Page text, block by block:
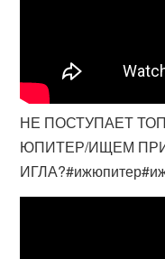
НЕ ПОСТУПАЕТ
ЮПИТЕР/ИЩЕМ